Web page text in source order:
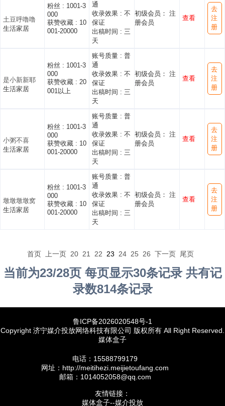
土豆呼噜噜
生活家居
粉丝 : 1001-3
000
获赞收藏 : 10
001-20000
通
收录效果 : 不
保证
出稿时间 : 三
天
初级会员： 注
册会员
查看
去
注
册
是小新新耶
生活家居
粉丝 : 1001-3
000
获赞收藏 : 20
001以上
账号质量 : 普
通
收录效果 : 不
保证
出稿时间 : 三
天
初级会员： 注
册会员
查看
去
注
册
小粥不喜
生活家居
粉丝 : 1001-3
000
获赞收藏 : 10
001-20000
账号质量 : 普
通
收录效果 : 不
保证
出稿时间 : 三
天
初级会员： 注
册会员
查看
去
注
册
墩墩墩墩窝
生活家居
粉丝 : 1001-3
000
获赞收藏 : 10
001-20000
账号质量 : 普
通
收录效果 : 不
保证
出稿时间 : 三
天
初级会员： 注
册会员
查看
去
注
册
首页 上一页 20 21 22 23 24 25 26 下一页 尾页
当前为23/28页 每页显示30条记录 共有记
录数814条记录
鲁ICP备2026020548号-1
Copyright 济宁媒介投放网络科技有限公司 版权所有 All Right Reserved.
媒体盒子
电话：15588799179
网址：http://meitihezi.meijietoufang.com
邮箱：1014052058@qq.com
友情链接：
媒体盒子--媒介投放